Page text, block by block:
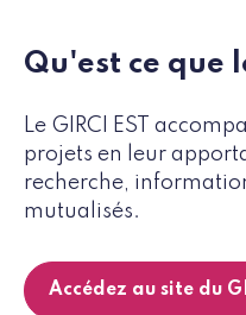
Qu'est ce que
Le GIRCI EST
projets en leur
recherche,
mutualisés.
Accédez au site du